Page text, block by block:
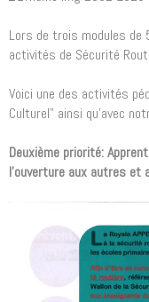
Lors de trois modules
activités de Sécurité
Voici une des activités
Culturel" ainsi qu'avec
Deuxième priorité:
l'ouverture aux autres et